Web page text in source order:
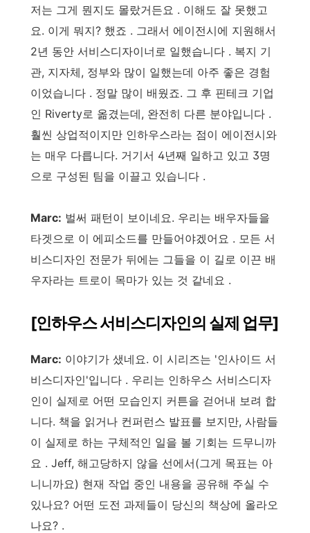
저는 그게 뭔지도 몰랐거든요 . 이해도 잘 못했고
요. 이게 뭐지? 했죠 . 그래서 에이전시에 지원해서
2년 동안 서비스디자이너로 일했습니다 . 복지 기
관, 지자체, 정부와 많이 일했는데 아주 좋은 경험
이었습니다 . 정말 많이 배웠죠. 그 후 핀테크 기업
인 Riverty로 옮겼는데, 완전히 다른 분야입니다 .
훨씬 상업적이지만 인하우스라는 점이 에이전시와
는 매우 다릅니다. 거기서 4년째 일하고 있고 3명
으로 구성된 팀을 이끌고 있습니다 .
Marc: 벌써 패턴이 보이네요. 우리는 배우자들을
타겟으로 이 에피소드를 만들어야겠어요 . 모든 서
비스디자인 전문가 뒤에는 그들을 이 길로 이끈 배
우자라는 트로이 목마가 있는 것 같네요 .
[인하우스 서비스디자인의 실제 업무]
Marc: 이야기가 샜네요. 이 시리즈는 '인사이드 서
비스디자인'입니다 . 우리는 인하우스 서비스디자
인이 실제로 어떤 모습인지 커튼을 걷어내 보려 합
니다. 책을 읽거나 컨퍼런스 발표를 보지만, 사람들
이 실제로 하는 구체적인 일을 볼 기회는 드무니까
요 . Jeff, 해고당하지 않을 선에서(그게 목표는 아
니니까요) 현재 작업 중인 내용을 공유해 주실 수
있나요? 어떤 도전 과제들이 당신의 책상에 올라오
나요? .